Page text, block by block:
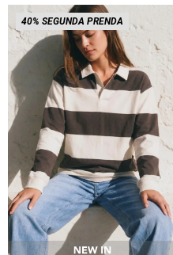
40% SEGUNDA PRENDA
Talle